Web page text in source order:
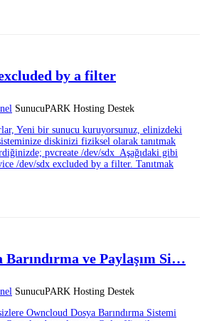
by a filter
SunucuPARK Hosting Destek
Yeni bir sunucu kuruyorsunuz, elinizdeki
diskinizi fiziksel olarak tanıtmak
pvcreate /dev/sdx Aşağıdaki gibi
/dev/sdx excluded by a filter. Tanıtmak
Barındırma ve Paylaşım Si…
SunucuPARK Hosting Destek
Owncloud Dosya Barındırma Sistemi